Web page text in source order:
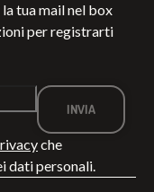
tua mail nel box
per registrarti
che
dati personali.